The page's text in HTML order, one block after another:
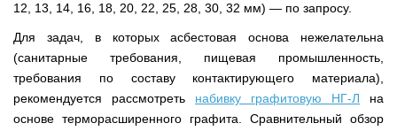
12, 13, 14, 16, 18, 20, 22, 25, 28, 30, 32 мм) — по запросу.
Для задач, в которых асбестовая основа нежелательна
(санитарные требования, пищевая промышленность,
требования по составу контактирующего материала),
рекомендуется рассмотреть набивку графитовую НГ-Л на
основе терморасширенного графита. Сравнительный обзор